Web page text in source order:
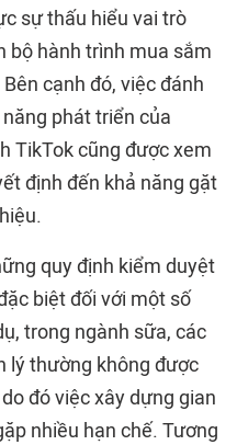
sự thấu hiểu vai trò
bộ hành trình mua sắm
cạnh đó, việc đánh
phát triển của
TikTok cũng được xem
định đến khả năng gặt
quy định kiểm duyệt
biệt đối với một số
trong ngành sữa, các
lý thường không được
đó việc xây dựng gian
nhiều hạn chế. Tương